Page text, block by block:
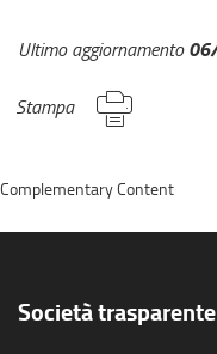
Ultimo aggiornamento
Stampa
Società
Complementary Content